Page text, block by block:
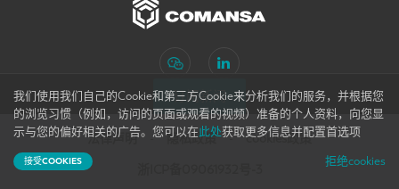
网站地图
订阅新闻
法律声明 隐私政策 cookies政策
我们使用我们自己的Cookie和第三方Cookie来分析我们的服务，并根据您
的浏览习惯（例如，访问的页面或观看的视频）准备的个人资料，向您显
示与您的偏好相关的广告。您可以在此处获取更多信息并配置首选项
接受COOKIES 拒绝cookies